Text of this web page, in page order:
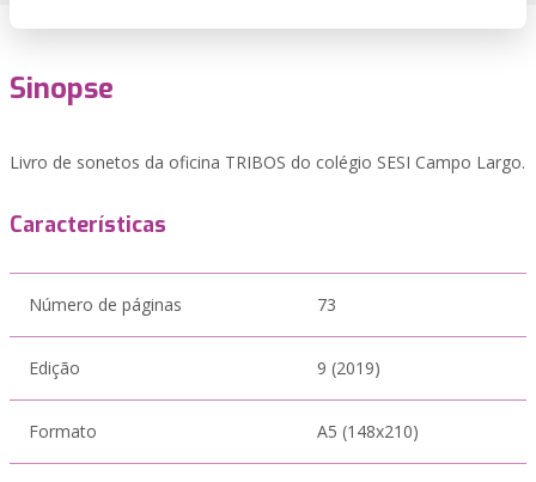
Sinopse
Livro de sonetos da oficina TRIBOS do colégio SESI Campo Largo.
Características
Número de páginas 73
Edição 9 (2019)
Formato A5 (148x210)